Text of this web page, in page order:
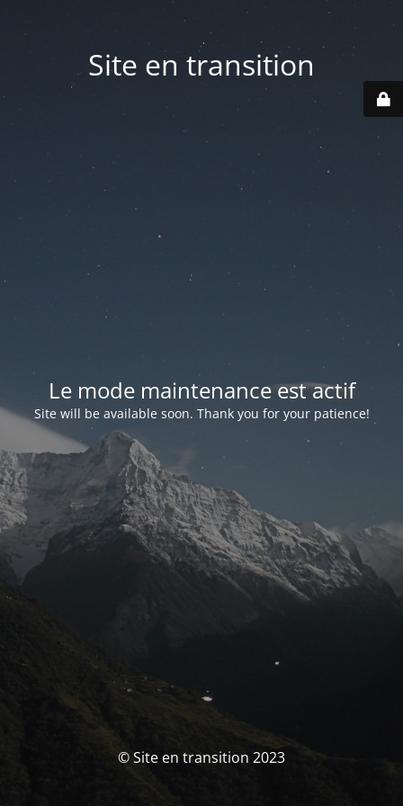
Site en transition
Le mode maintenance est actif
Site will be available soon. Thank you for your patience!
© Site en transition 2023